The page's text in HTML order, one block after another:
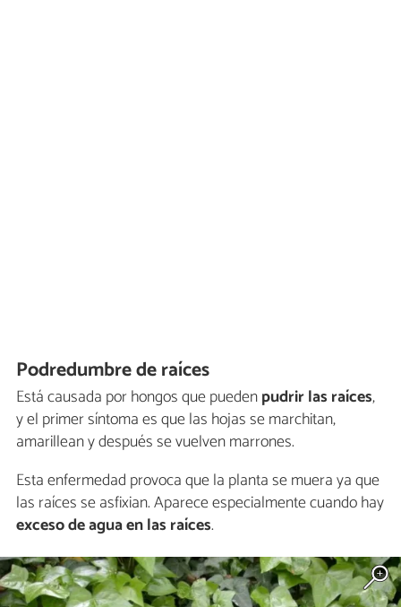
Podredumbre de raíces
Está causada por hongos que puedenpudrir las raíces,
y el primer síntoma es que las hojas se marchitan,
amarillean y después se vuelven marrones.
Esta enfermedad provoca que la planta se muera ya que
las raíces se asfixian. Aparece especialmente cuando hay
exceso de agua en las raíces.